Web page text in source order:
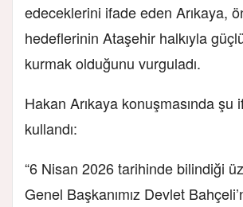
edeceklerini ifade eden Arıkaya,
hedeflerinin Ataşehir halkıyla
kurmak olduğunu vurguladı.
Hakan Arıkaya konuşmasında şu
kullandı:
“6 Nisan 2026 tarihinde bilindiği
Genel Başkanımız Devlet